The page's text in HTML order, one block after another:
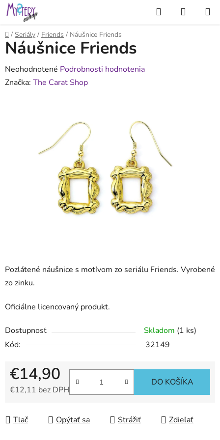
Prejsť
na
obsah
Hľadať
KOŠÍK
Domov
/ Seriály / Friends / Náušnice Friends
Pozlátené náušnice s motívom zo seriálu Friends. Vyrobené
zo zinku.
Oficiálne licencovaný produkt.
Dostupnosť Skladom (1 ks)
Kód:
32149
€14,90
€12,11 bez DPH
DO KOŠÍKA
Tlač Opýtať sa Strážiť Zdieľať
Náušnice Friends
Priemerné
hodnotenie
Neohodnotené Podrobnosti hodnotenia
Značka: The Carat Shop